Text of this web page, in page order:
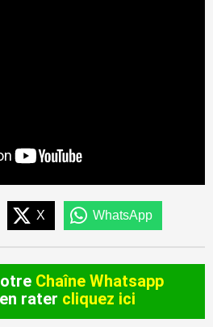
X WhatsApp
Chaîne Whatsapp
rater cliquez ici